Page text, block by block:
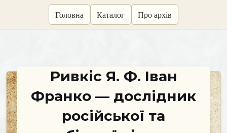
Головна Каталог Про архів
Ривкіс Я. Ф. Іван
Франко — дослідник
російської та